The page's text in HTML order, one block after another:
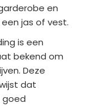
en
jas of vest.
is een
bekend om
Deze
dat
goed